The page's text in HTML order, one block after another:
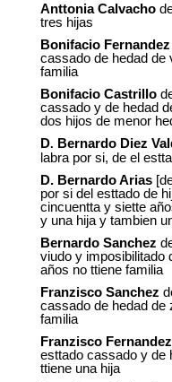
Anttonia Calvacho
tres hijas
Bonifacio Fernandez
cassado de hedad de
familia
Bonifacio Castrillo
cassado y de hedad
dos hijos de menor
D. Bernardo Diez
labra por si, de el
D. Bernardo Arias
por si del esttado de
cincuentta y siette
y una hija y tambien
Bernardo Sanchez
viudo y imposibilitado
años no ttiene familia
Franzisco Sanchez
cassado de hedad de
familia
Franzisco
esttado cassado y de
ttiene una hija